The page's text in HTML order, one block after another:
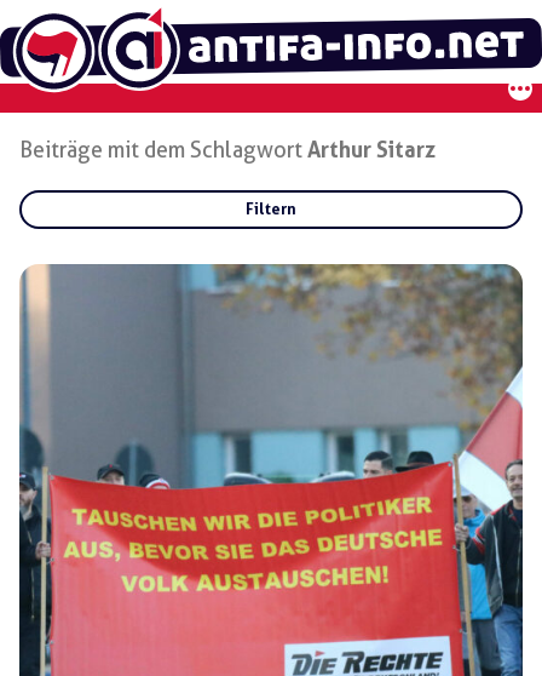
Zum
Inhalt
springen
Beiträge mit dem SchlagwortArthur Sitarz
Filtern
Regionen:
Schlagwörter: